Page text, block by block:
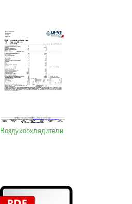
Воздухоохладители